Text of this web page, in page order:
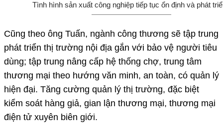
Tình hình sản xuất công nghiệp tiếp tục ổn định và phát
Cũng theo ông Tuấn, ngành công thương sẽ tập trung
phát triển thị trường nội địa gắn với bảo vệ người tiêu
dùng; tập trung nâng cấp hệ thống chợ, trung tâm
thương mại theo hướng văn minh, an toàn, có quản lý
hiện đại. Tăng cường quản lý thị trường, đặc biệt
kiểm soát hàng giả, gian lận thương mại, thương mại
điện tử xuyên biên giới.